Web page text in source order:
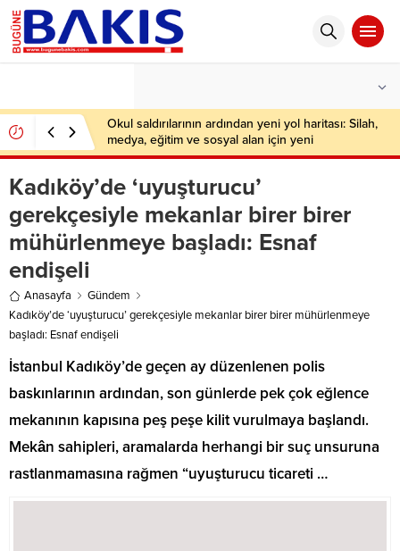
Okul saldırılarının ardından yeni yol haritası: Silah,
medya, eğitim ve sosyal alan için yeni
düzenlemeler
Kadıköy’de ‘uyuşturucu’
gerekçesiyle mekanlar birer birer
mühürlenmeye başladı: Esnaf
endişeli
Anasayfa
Gündem
Kadıköy’de ‘uyuşturucu’ gerekçesiyle mekanlar birer birer mühürlenmeye
başladı: Esnaf endişeli
İstanbul Kadıköy’de geçen ay düzenlenen polis
baskınlarının ardından, son günlerde pek çok eğlence
mekanının kapısına peş peşe kilit vurulmaya başlandı.
Mekân sahipleri, aramalarda herhangi bir suç unsuruna
rastlanmamasına rağmen “uyuşturucu ticareti …